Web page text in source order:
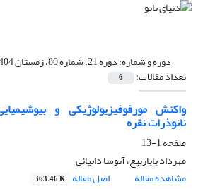
دوره و شماره:دوره 21، شماره 80، زمستان 1404
تعداد مقالات: 6
واکنش مورفوفیزیولوژیکی و
نانوذرات نقره
صفحه1-13
مهرداد باباربیع، آتوسا دانیائی
مشاهده مقاله
اصل مقاله 363.46 K